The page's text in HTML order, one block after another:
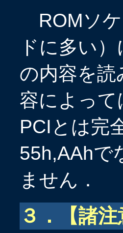
ROMソケ
ドに多い
の内容を
容によっ
PCIとは完
55h,AAhで
ません．
３．【諸注